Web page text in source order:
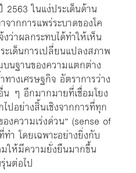
ในแง่ประเด็นด้าน
ากการแพร่ระบาดของโค
ว่าผลกระทบได้ทำให้เห็น
เด็นการเปลี่ยนแปลงสภาพ
นฐานของความแตกต่าง
างเศรษฐกิจ อัตราการว่าง
ๆ อีกมากมายที่เชื่อมโยง
ปอย่างสิ้นเชิงจากการที่ทุก
ความเร่งด่วน” (sense of
ำ โดยเฉพาะอย่างยิ่งกับ
ให้มีความยั่งยืนมากขึ้น
นต่อไป